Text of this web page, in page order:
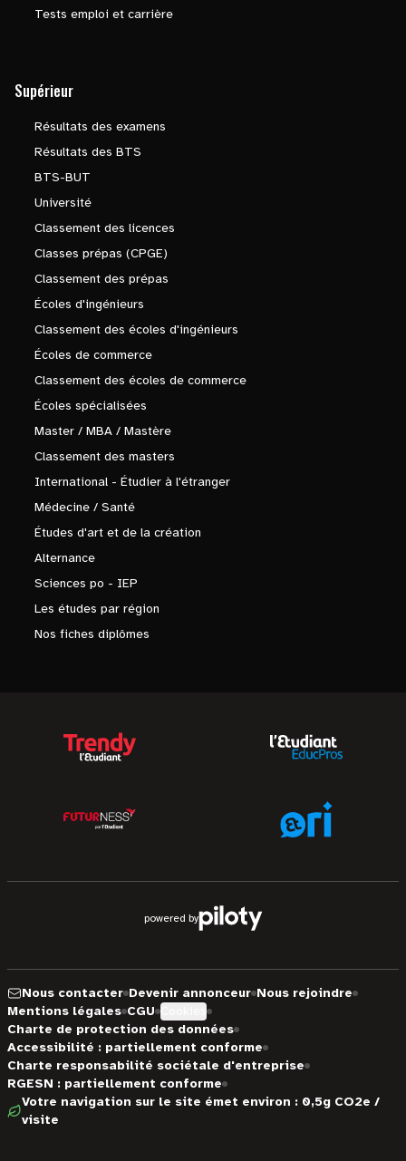
Tests emploi et carrière
Supérieur
Résultats des examens
Résultats des BTS
BTS-BUT
Université
Classement des licences
Classes prépas (CPGE)
Classement des prépas
Écoles d'ingénieurs
Classement des écoles d'ingénieurs
Écoles de commerce
Classement des écoles de commerce
Écoles spécialisées
Master / MBA / Mastère
Classement des masters
International - Étudier à l'étranger
Médecine / Santé
Études d'art et de la création
Alternance
Sciences po - IEP
Les études par région
Nos fiches diplômes
powered by
Nous contacter Devenir annonceur Nous rejoindre
Mentions légales CGU
Charte de protection des données
Accessibilité : partiellement conforme
Charte responsabilité sociétale d'entreprise
RGESN : partiellement conforme
Votre navigation sur le site émet environ : 0,5g CO2e /
visite